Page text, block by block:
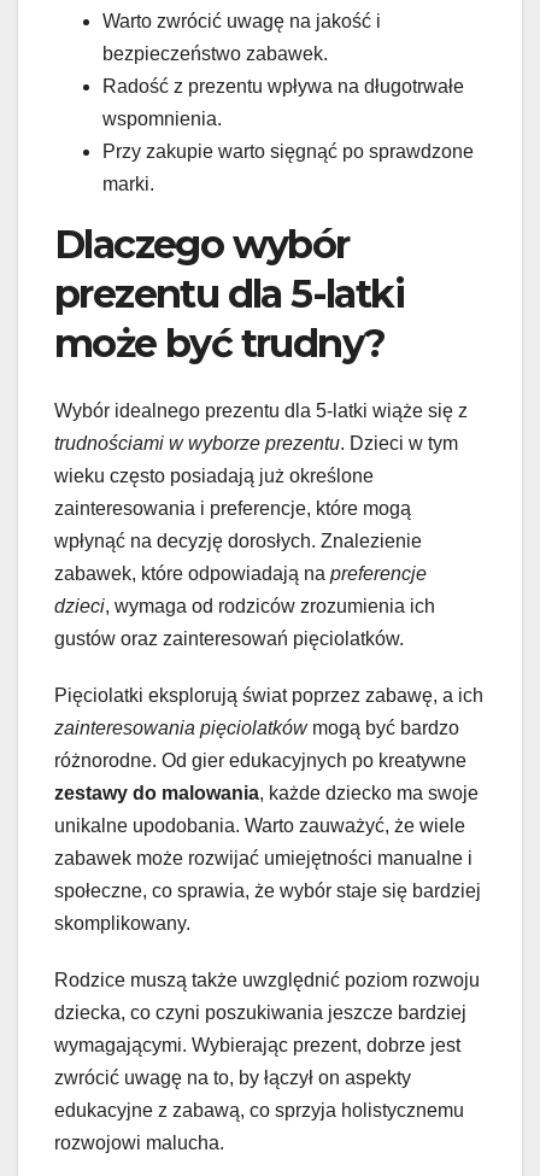
Warto zwrócić uwagę na jakość i
bezpieczeństwo zabawek.
Radość z prezentu wpływa na długotrwałe
wspomnienia.
Przy zakupie warto sięgnąć po sprawdzone
marki.
Dlaczego wybór
prezentu dla 5-latki
może być trudny?
Wybór idealnego prezentu dla 5-latki wiąże się z
trudnościami w wyborze prezentu. Dzieci w tym
wieku często posiadają już określone
zainteresowania i preferencje, które mogą
wpłynąć na decyzję dorosłych. Znalezienie
zabawek, które odpowiadają na preferencje
dzieci, wymaga od rodziców zrozumienia ich
gustów oraz zainteresowań pięciolatków.
Pięciolatki eksplorują świat poprzez zabawę, a ich
zainteresowania pięciolatkówmogą być bardzo
różnorodne. Od gier edukacyjnych po kreatywne
zestawy do malowania, każde dziecko ma swoje
unikalne upodobania. Warto zauważyć, że wiele
zabawek może rozwijać umiejętności manualne i
społeczne, co sprawia, że wybór staje się bardziej
skomplikowany.
Rodzice muszą także uwzględnić poziom rozwoju
dziecka, co czyni poszukiwania jeszcze bardziej
wymagającymi. Wybierając prezent, dobrze jest
zwrócić uwagę na to, by łączył on aspekty
edukacyjne z zabawą, co sprzyja holistycznemu
rozwojowi malucha.